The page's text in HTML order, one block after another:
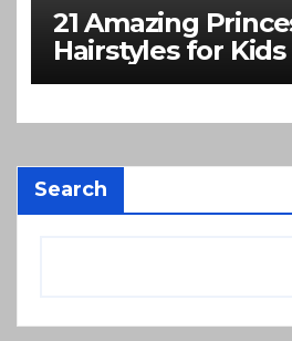
21 Amazing
Hairstyles for Kids
Search